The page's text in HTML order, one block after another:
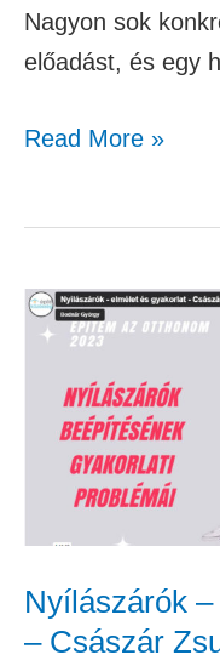
Nagyon sok
előadást, és egy
Read More »
Nyílászárók
– Császár
Nyílászárók
elmélet
gyakorlat
Császár
Zsuzsanna